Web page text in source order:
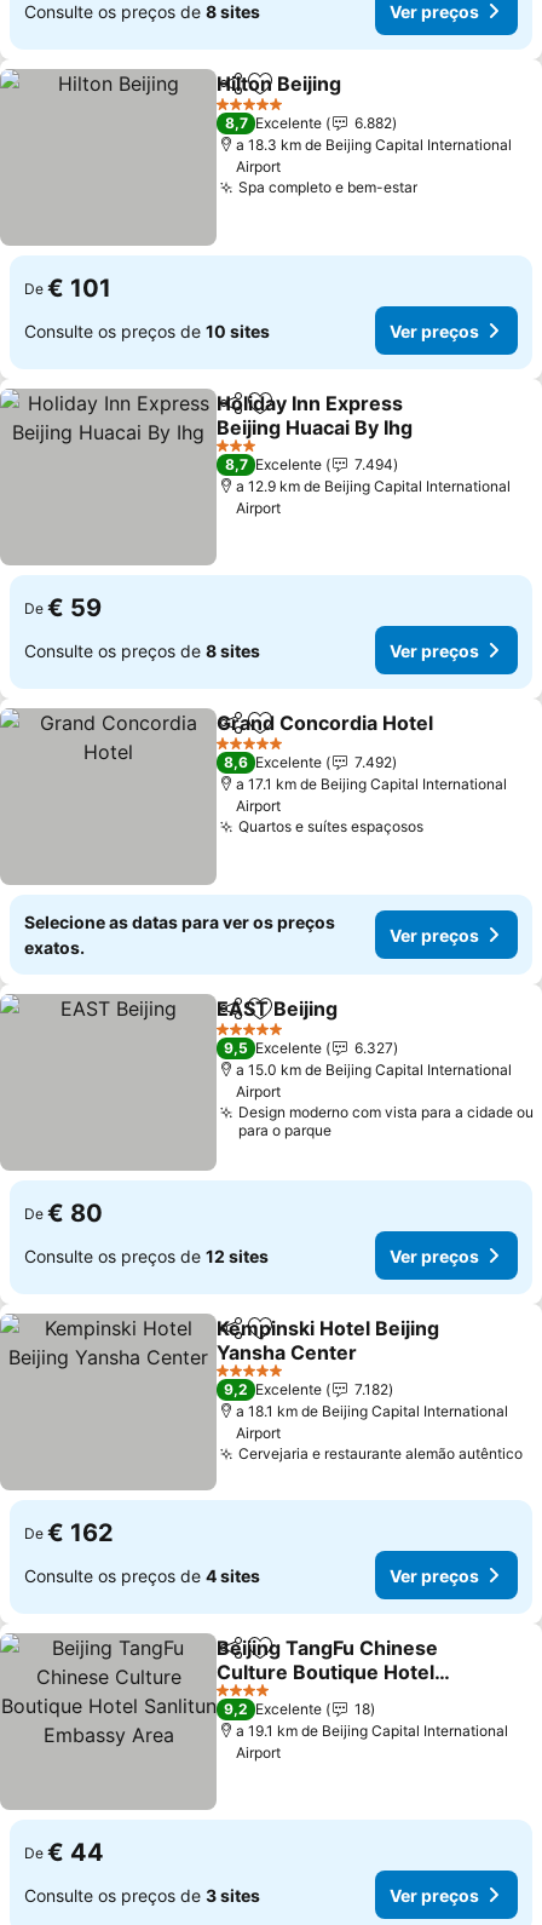
Consulte os preços de 8 sites Ver preços
PartilharAdicionar aos favoritos
Hilton Beijing
5 Estrelas
8,7 Excelente
6.882
a 18.3 km de Beijing Capital International
Airport
Spa completo e bem-estar
De € 101
Consulte os preços de 10 sites Ver preços
PartilharAdicionar aos favoritos
Holiday Inn Express
Beijing Huacai By Ihg
3 Estrelas
8,7 Excelente
7.494
a 12.9 km de Beijing Capital International
Airport
De € 59
Consulte os preços de 8 sites Ver preços
PartilharAdicionar aos favoritos
Grand Concordia Hotel
5 Estrelas
8,6 Excelente
7.492
a 17.1 km de Beijing Capital International
Airport
Quartos e suítes espaçosos
Selecione as datas para ver os preços
exatos.
Ver preços
PartilharAdicionar aos favoritos
EAST Beijing
5 Estrelas
9,5 Excelente
6.327
a 15.0 km de Beijing Capital International
Airport
Design moderno com vista para a cidade ou
para o parque
De € 80
Consulte os preços de 12 sites Ver preços
PartilharAdicionar aos favoritos
Kempinski Hotel Beijing
Yansha Center
5 Estrelas
9,2 Excelente
7.182
a 18.1 km de Beijing Capital International
Airport
Cervejaria e restaurante alemão autêntico
De € 162
Consulte os preços de 4 sites Ver preços
PartilharAdicionar aos favoritos
Beijing TangFu Chinese
Culture Boutique Hotel
Sanlitun Embassy Area
4 Estrelas
9,2 Excelente
18
a 19.1 km de Beijing Capital International
Airport
De € 44
Consulte os preços de 3 sites Ver preços